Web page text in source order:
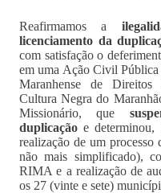
Reafirmamos a
licenciamento da
com satisfação o
em uma Ação Civil
Maranhense de
Cultura Negra do
Missionário, que
duplicaçãoe determinou,
realização de um processo
não mais simplificado),
RIMA e a realização de
os 27 (vinte e sete)